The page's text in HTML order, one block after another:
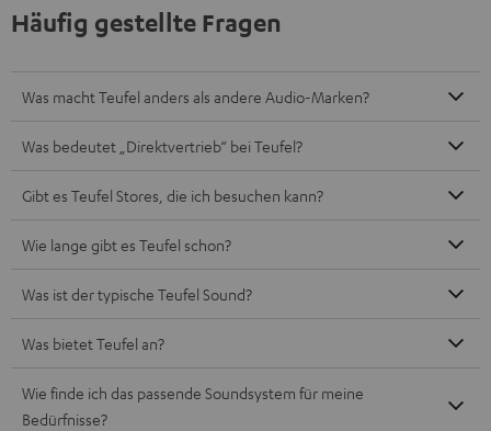
Häufig gestellte Fragen
Was macht Teufel anders als andere Audio-Marken?
Was bedeutet „Direktvertrieb“ bei Teufel?
Gibt es Teufel Stores, die ich besuchen kann?
Wie lange gibt es Teufel schon?
Was ist der typische Teufel Sound?
Was bietet Teufel an?
Wie finde ich das passende Soundsystem für meine
Bedürfnisse?